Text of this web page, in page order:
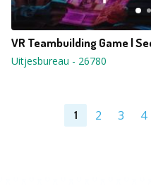
VR Teambuilding Game |
Uitjesbureau - 26780
1 2 3 4